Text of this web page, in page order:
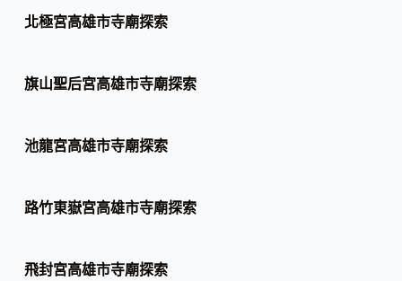
北極宮高雄市寺廟探索
旗山聖后宮高雄市寺廟探索
池龍宮高雄市寺廟探索
路竹東嶽宮高雄市寺廟探索
飛封宮高雄市寺廟探索